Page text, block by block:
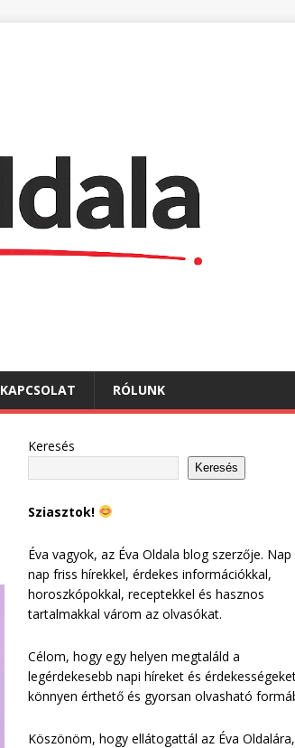
KAPCSOLAT RÓLUNK
Keresés
Keresés
Sziasztok!
Éva vagyok, az Éva Oldala blog szerzője.
nap friss hírekkel, érdekes információkkal,
horoszkópokkal, receptekkel és hasznos
tartalmakkal várom az olvasókat.
Célom, hogy egy helyen megtaláld a
legérdekesebb napi híreket és
könnyen érthető és gyorsan olvasható
Köszönöm, hogy ellátogattál az Éva